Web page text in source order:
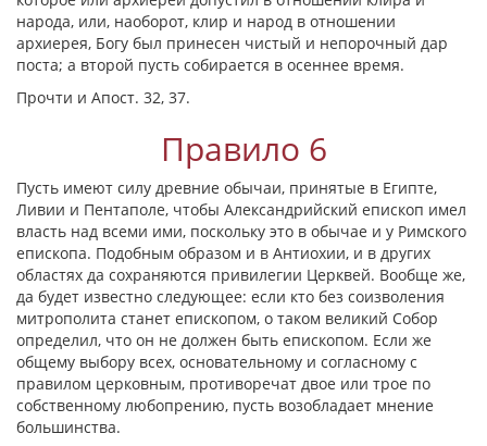
народа, или, наоборот, клир и народ в отношении
архиерея, Богу был принесен чистый и непорочный дар
поста; а второй пусть собирается в осеннее время.
Прочти и Апост. 32, 37.
Правило 6
Пусть имеют силу древние обычаи, принятые в Египте,
Ливии и Пентаполе, чтобы Александрийский епископ имел
власть над всеми ими, поскольку это в обычае и у Римского
епископа. Подобным образом и в Антиохии, и в других
областях да сохраняются привилегии Церквей. Вообще же,
да будет известно следующее: если кто без соизволения
митрополита станет епископом, о таком великий Собор
определил, что он не должен быть епископом. Если же
общему выбору всех, основательному и согласному с
правилом церковным, противоречат двое или трое по
собственному любопрению, пусть возобладает мнение
большинства.